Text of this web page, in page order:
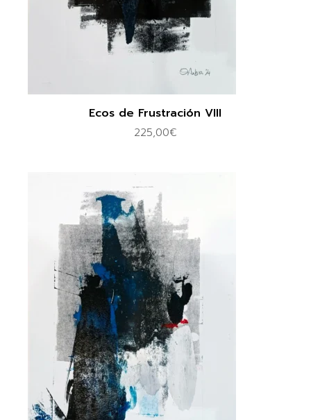
Ecos de Frustración VIII
225,00€